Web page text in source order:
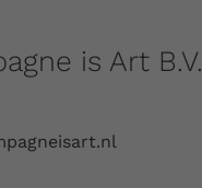
is Art B.V.